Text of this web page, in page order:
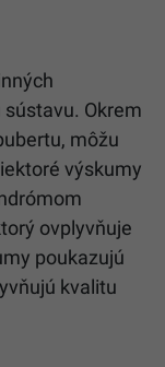
Okrem
môžu
výskumy
ovplyvňuje
poukazujú
kvalitu